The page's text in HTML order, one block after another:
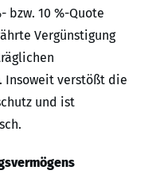
bzw. 10 %-Quote
Vergünstigung
Insoweit verstößt die
und ist